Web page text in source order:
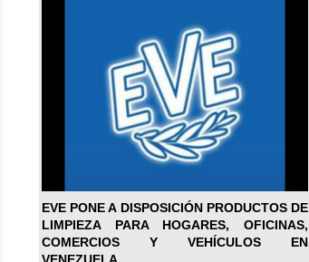
EVE PONE A DISPOSICIÓN PRODUCTOS DE
LIMPIEZA PARA HOGARES, OFICINAS,
COMERCIOS Y VEHÍCULOS EN
VENEZUELA